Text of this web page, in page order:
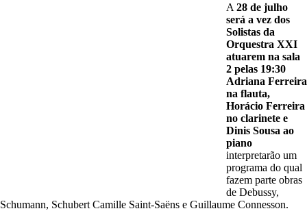
A 28 de julho
será a vez dos
Solistas da
Orquestra XXI
atuarem na sala
2 pelas 19:30
Adriana Ferreira
na flauta,
Horácio Ferreira
no clarinete e
Dinis Sousa ao
piano
interpretarão um
programa do qual
fazem parte obras
de Debussy,
Schumann, Schubert Camille Saint-Saëns e Guillaume Connesson.